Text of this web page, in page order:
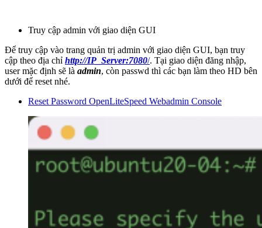
Truy cập admin với giao diện GUI
Để truy cập vào trang quản trị admin với giao diện GUI, bạn truy
cập theo địa chỉ http://IP_Server:7080/. Tại giao diện đăng nhập,
user mặc định sẽ là admin, còn passwd thì các bạn làm theo HD bên
dưới để reset nhé.
Reset Password OpenLiteSpeed Webadmin Console